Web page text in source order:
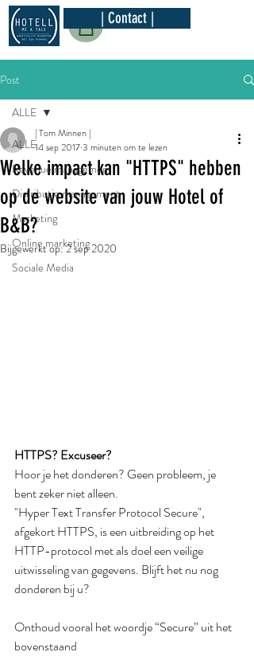
| Contact |
Post
ALLE
Revenue management
Distributie management
Marketing
Online marketing
Sociale Media
ALLE
Welke impact kan "HTTPS" hebben
op de website van jouw Hotel of
B&B?
| Tom Minnen |
14 sep 20173 minuten om te lezen
Bijgewerkt op:2 sep 2020
HTTPS? Excuseer?
Hoor je het donderen? Geen probleem, je
bent zeker niet alleen.
"Hyper Text Transfer Protocol Secure",
afgekort HTTPS, is een uitbreiding op het
HTTP-protocol met als doel een veilige
uitwisseling van gegevens. Blijft het nu nog
donderen bij u?
Onthoud vooral het woordje “Secure” uit het
bovenstaand